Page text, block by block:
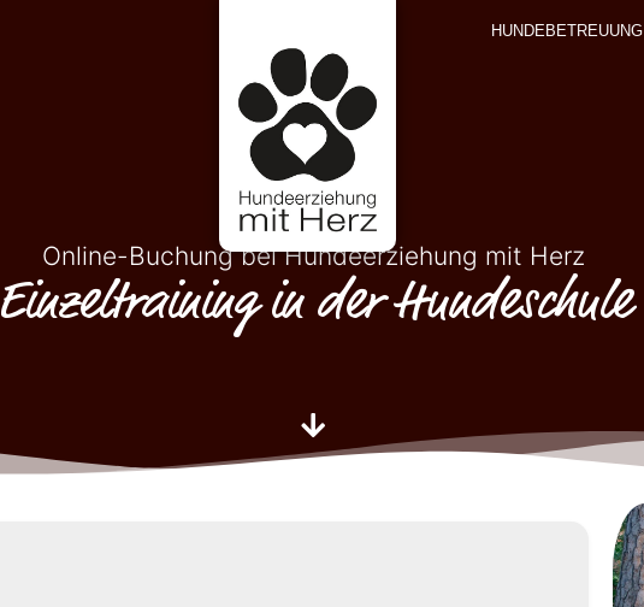
HUNDEBETREUUNG
Online-Buchung bei Hundeerziehung mit Herz
Einzeltraining in der Hundeschule